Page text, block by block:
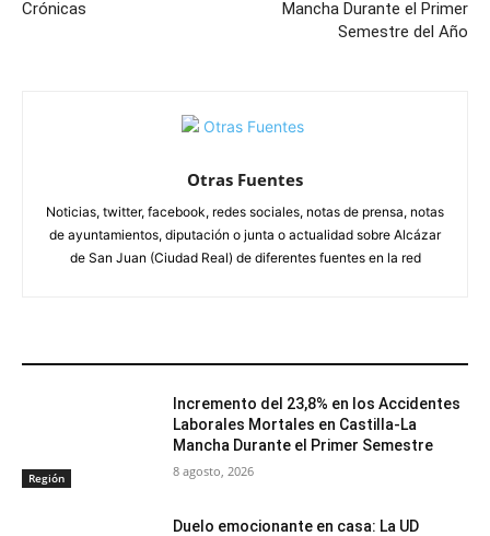
Crónicas
Mancha Durante el Primer
Semestre del Año
Otras Fuentes
Noticias, twitter, facebook, redes sociales, notas de prensa, notas
de ayuntamientos, diputación o junta o actualidad sobre Alcázar
de San Juan (Ciudad Real) de diferentes fuentes en la red
Región
Incremento del 23,8% en los Accidentes
Laborales Mortales en Castilla-La
Mancha Durante el Primer Semestre
8 agosto, 2026
Duelo emocionante en casa: La UD